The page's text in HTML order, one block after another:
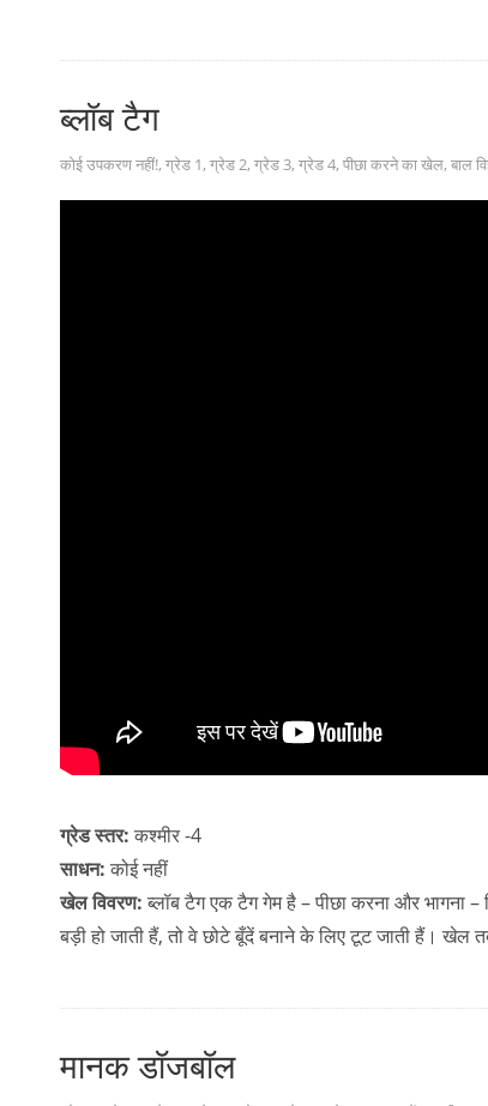
ब्लॉब टैग
कोई उपकरण नहीं!, ग्रेड 1, ग्रेड 2, ग्रेड 3, ग्रेड 4, पीछा करने का खेल, बाल
ग्रेड स्तर: कश्मीर -4
साधन: कोई नहीं
खेल विवरण: ब्लॉब टैग एक टैग गेम है – पीछा करना और भागना
बड़ी हो जाती हैं, तो वे छोटे बूँदें बनाने के लिए टूट जाती हैं।
मानक डॉजबॉल